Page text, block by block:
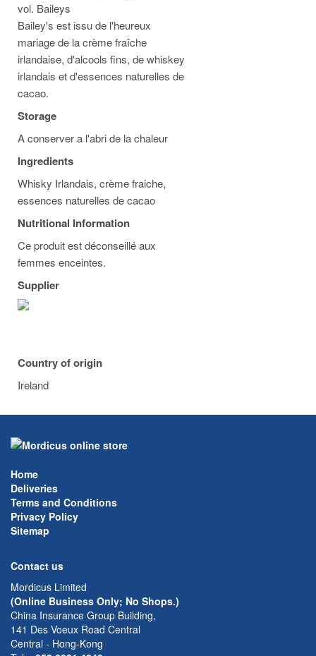
vol. Baileys
Bailey's est issu de l'heureux
mariage de la crème fraîche
irlandaise, d'alcools fins, de whiskey
irlandais et d'essences naturelles de
cacao.
Storage
A conserver a l'abri de la chaleur
Ingredients
Whisky Irlandais, crème fraiche,
essences naturelles de cacao
Nutritional Information
Ce produit est déconseillé aux
femmes enceintes.
Supplier
Country of origin
Ireland
Home
Deliveries
Terms and Conditions
Privacy Policy
Sitemap
Contact us
Mordicus Limited
(Online Business Only; No Shops.)
China Insurance Group Building,
141 Des Voeux Road Central
Central - Hong-Kong